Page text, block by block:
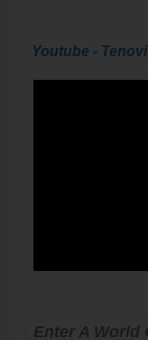
Youtube - Tenovi